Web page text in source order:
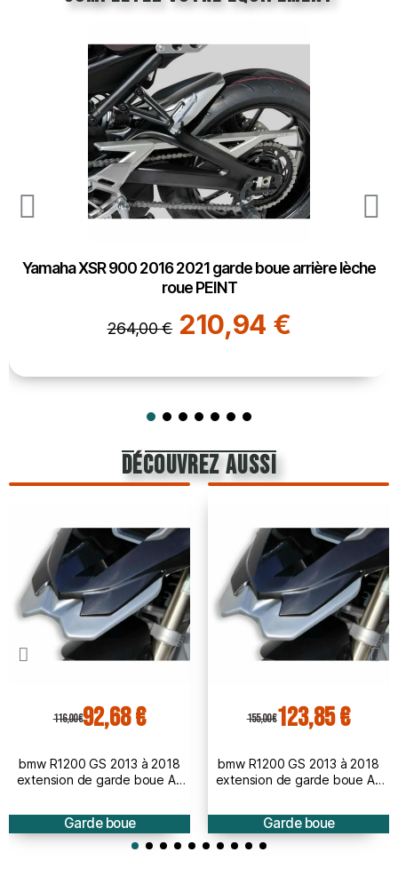
Yamaha XSR 900 2016 2021 garde boue arrière lèche
roue PEINT
264,00 € 210,94 €
découvrez aussi
116,00 €92,68 €
bmw R1200 GS 2013 à 2018
extension de garde boue AV
Garde boue
155,00 €123,85 €
bmw R1200 GS 2013 à 2018
extension de garde boue AV
Garde boue